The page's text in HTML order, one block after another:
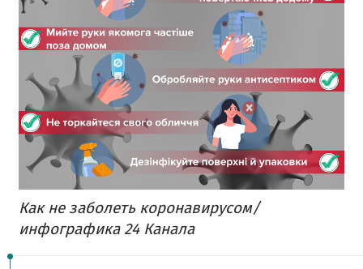
Как не заболеть коронавирусом/
инфографика 24 Канала